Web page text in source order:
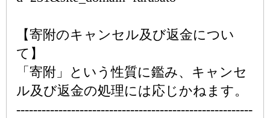
【寄附のキャンセル及び返金につい
て】
「寄附」という性質に鑑み、キャンセ
ル及び返金の処理には応じかねます。
--------------------------------------------------------